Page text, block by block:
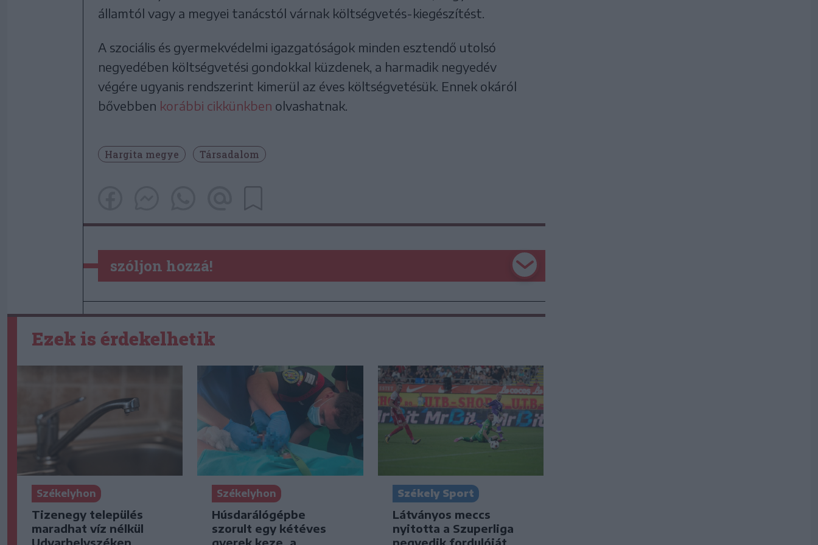
államtól vagy a megyei tanácstól várnak költségvetés-kiegészítést.
A szociális és gyermekvédelmi igazgatóságok minden esztendő utolsó
negyedében költségvetési gondokkal küzdenek, a harmadik negyedév
végére ugyanis rendszerint kimerül az éves költségvetésük. Ennek okáról
bővebben korábbi cikkünkben olvashatnak.
Hargita megye Társadalom
szóljon hozzá!
Ezek is érdekelhetik
Székelyhon
Tizenegy település
maradhat víz nélkül
Székelyhon
Húsdarálógépbe
szorult egy kétéves
Székely Sport
Látványos meccs
nyitotta a Szuperliga